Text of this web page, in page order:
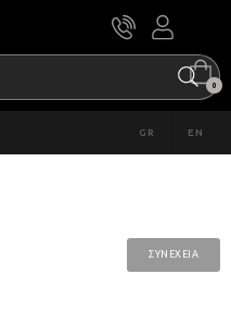
0
GR EN
ΣΥΝΈΧΕΙΑ